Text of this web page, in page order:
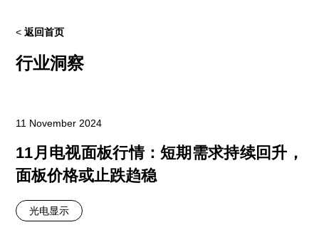
<返回首页
行业洞察
11 November 2024
11月电视面板行情：短期需求持续回升，
面板价格或止跌趋稳
光电显示